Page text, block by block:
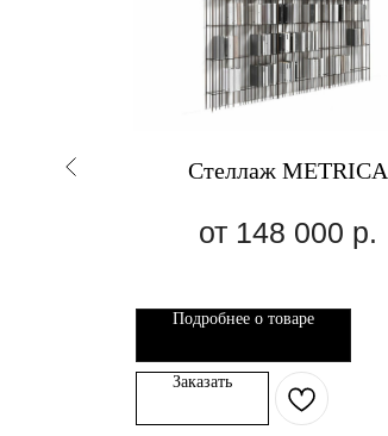
Стеллаж METRICA
148 000 р.
Подробнее о товаре
Заказать